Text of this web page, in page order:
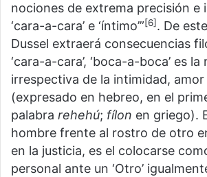
nociones de extrema precisión e
‘cara-a-cara’ e ‘íntimo’”[6]. De
Dussel extraerá consecuencias
‘cara-a-cara’, ‘boca-a-boca’ es la
irrespectiva de la intimidad,
(expresado en hebreo, en el
palabra rehehú; fílon en griego).
hombre frente al rostro de otro
en la justicia, es el colocarse
personal ante un ‘Otro’